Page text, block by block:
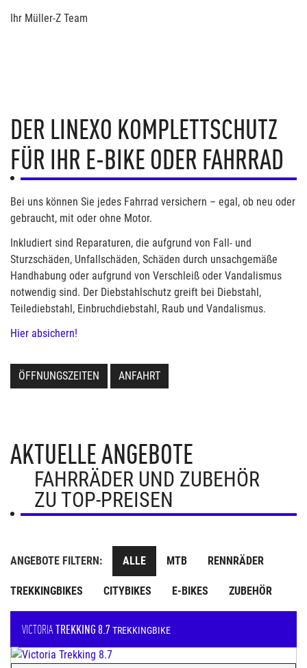
Ihr Müller-Z Team
DER LINEXO KOMPLETTSCHUTZ
FÜR IHR E-BIKE ODER FAHRRAD
Bei uns können Sie jedes Fahrrad versichern – egal, ob neu oder
gebraucht, mit oder ohne Motor.
Inkludiert sind Reparaturen, die aufgrund von Fall- und
Sturzschäden, Unfallschäden, Schäden durch unsachgemäße
Handhabung oder aufgrund von Verschleiß oder Vandalismus
notwendig sind. Der Diebstahlschutz greift bei Diebstahl,
Teilediebstahl, Einbruchdiebstahl, Raub und Vandalismus.
Hier absichern!
ÖFFNUNGSZEITEN ANFAHRT
AKTUELLE ANGEBOTE
FAHRRÄDER UND ZUBEHÖR
ZU TOP-PREISEN
ANGEBOTE FILTERN: ALLE MTB RENNRÄDER
TREKKINGBIKES CITYBIKES E-BIKES ZUBEHÖR
VICTORIATREKKING 8.7 TREKKINGBIKE